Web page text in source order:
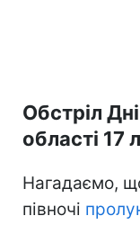
Обстріл
області 17
Нагадаємо,
півночі